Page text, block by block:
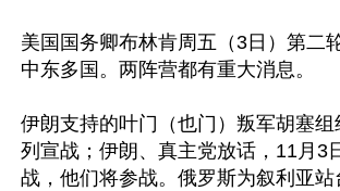
美国国务卿布林肯周五（3日）第二
中东多国。两阵营都有重大消息。
伊朗支持的叶门（也门）叛军胡塞
列宣战；伊朗、真主党放话，11月3
战，他们将参战。俄罗斯为叙利亚